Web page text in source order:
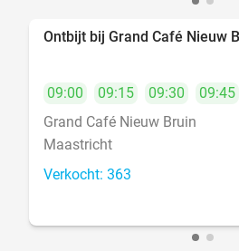
Ontbijt bij Grand Café Nieuw
09:00 09:15 09:30 09:45
Grand Café Nieuw Bruin
Maastricht
Verkocht: 363